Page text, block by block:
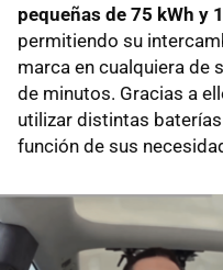
pequeñas de 75 kWh y
permitiendo su
marca en cualquiera de
de minutos. Gracias a
utilizar distintas
función de sus